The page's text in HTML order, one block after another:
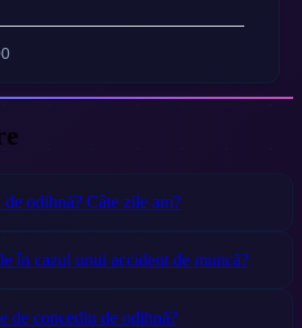
odihnă? Câte zile am?
în cazul unui accident de muncă?
de concediu de odihnă?